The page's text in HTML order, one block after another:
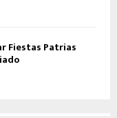
Fiestas Patrias